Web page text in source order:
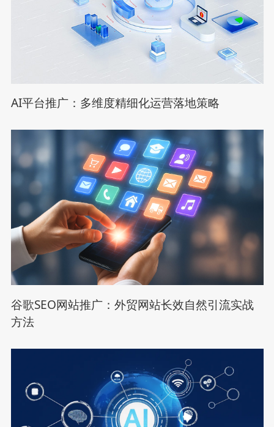
AI平台推广：多维度精细化运营落地策略
谷歌SEO网站推广：外贸网站长效自然引流实战
方法